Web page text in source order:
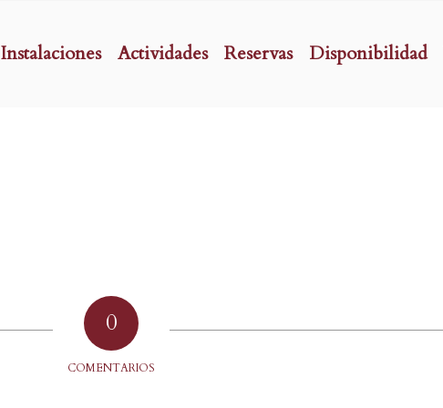
Instalaciones Actividades Reservas Disponibilidad
0
COMENTARIOS